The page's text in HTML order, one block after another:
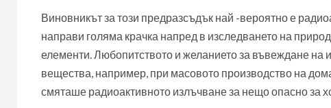
Виновникът за този предразсъдък най -вероятно е
направи голяма крачка напред в изследването на
елементи. Любопитството и желанието за въвеждане на
вещества, например, при масовото производство на
смяташе радиоактивното излъчване за нещо опасно за